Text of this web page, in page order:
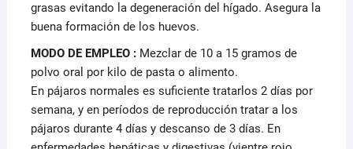
grasas evitando la degeneración del hígado. Asegura la
buena formación de los huevos.
MODO DE EMPLEO :Mezclar de 10 a 15 gramos de
polvo oral por kilo de pasta o alimento.
En pájaros normales es suficiente tratarlos 2 días por
semana, y en períodos de reproducción tratar a los
pájaros durante 4 días y descanso de 3 días. En